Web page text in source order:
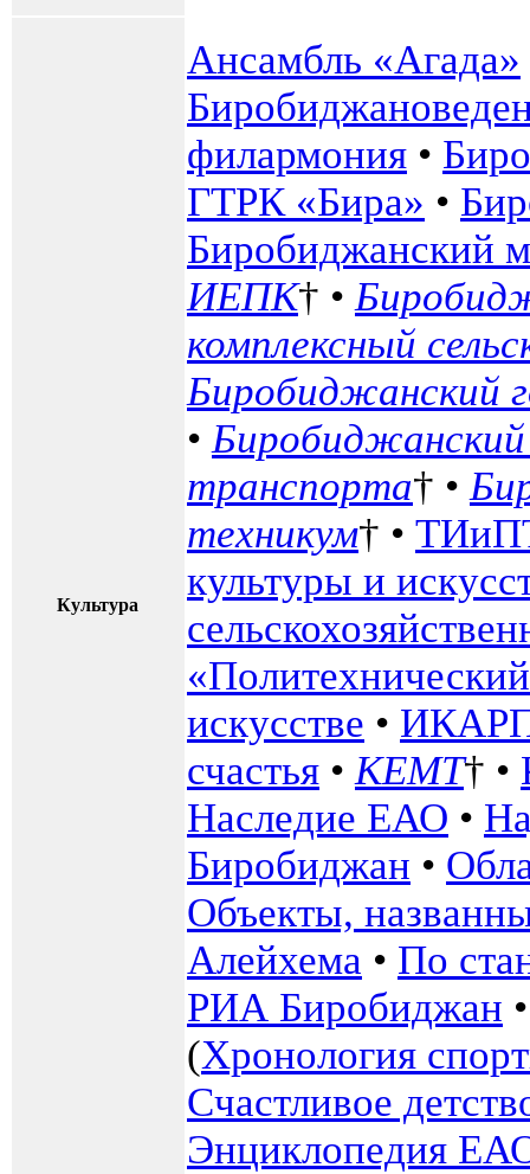
Культура
Ансамбль «Агада»
филармония •
ГТРК «Бира» •
Биробиджанский
ИЕПК† •
комплексный
Биробиджанский
•
транспорта† •
техникум† •
культуры и
искусстве •
счастья • КЕМТ† •
Наследие ЕАО •
Биробиджан •
Объекты,
Алейхема • По
РИА Биробиджан
(Хронология
Счастливое
Энциклопедия